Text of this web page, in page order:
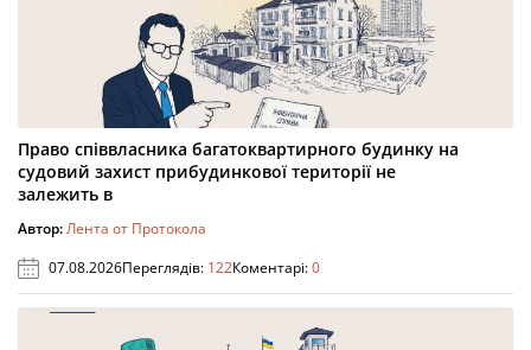
Право співвласника багатоквартирного будинку на
судовий захист прибудинкової території не
залежить в
Автор:Лента от Протокола
07.08.2026Переглядів: 122Коментарі:0